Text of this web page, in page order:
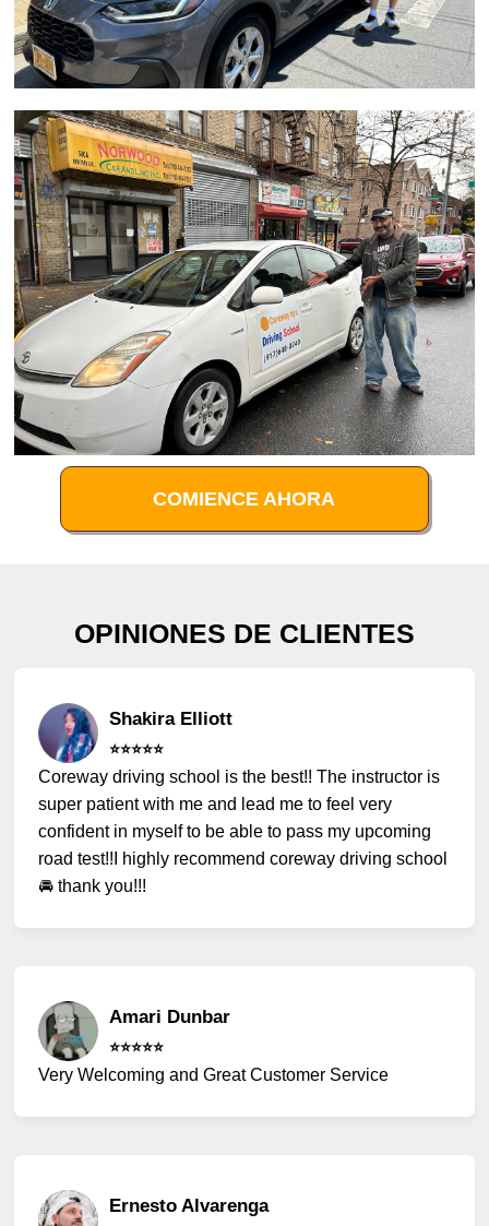
COMIENCE AHORA
OPINIONES DE CLIENTES
Shakira Elliott
⭐️⭐️⭐️⭐️⭐️
Coreway driving school is the best!! The instructor is
super patient with me and lead me to feel very
confident in myself to be able to pass my upcoming
road test!!I highly recommend coreway driving school
🚘 thank you!!!
Amari Dunbar
⭐️⭐️⭐️⭐️⭐️
Very Welcoming and Great Customer Service
Ernesto Alvarenga